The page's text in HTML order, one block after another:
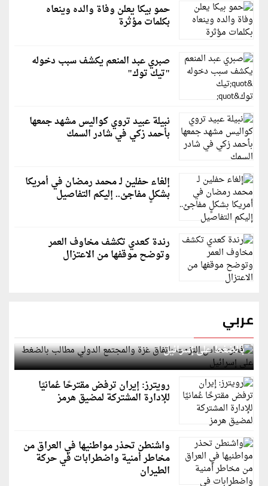
حمو بيكا يعلن وفاة والده وينعاه
بكلمات مؤثرة
صبري عبد المنعم يكشف سبب دخوله
"تيك توك"
نبيلة عبيد تروي كواليس مشهد جمعها
بأحمد زكي في شادر السمك
إلغاء حفلين لـ محمد رمضان في أمريكا
بشكلٍ مفاجئ.. إليكم التفاصيل
رندة كعدي تكشف مخاوف العمر
وتوضح موقفها من الاعتزال
عربي
قطر: حماس التزمت باتفاق غزة والمجتمع الدولي مطالب
بالضغط على إسرائيل
رويترز: إيران ترفض مقترحًا عُمانيًا
للإدارة المشتركة لمضيق هرمز
واشنطن تحذر مواطنيها في العراق من
مخاطر أمنية واضطرابات في حركة
الطيران